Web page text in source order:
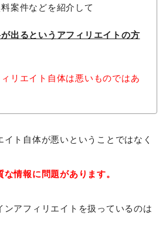
案件などを紹介して
出るという アフィリエイトの方
リエイト自体は悪いものではあ
ト自体が悪いということではなく
情報に問題があります。
ンアフィリエイトを扱っているのは